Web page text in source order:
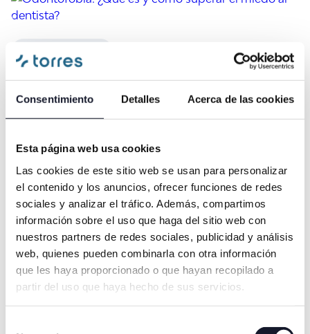
Consentimiento Detalles Acerca de las cookies
Esta página web usa cookies
Las cookies de este sitio web se usan para personalizar
el contenido y los anuncios, ofrecer funciones de redes
sociales y analizar el tráfico. Además, compartimos
información sobre el uso que haga del sitio web con
nuestros partners de redes sociales, publicidad y análisis
web, quienes pueden combinarla con otra información
que les haya proporcionado o que hayan recopilado a
partir del uso que haya hecho de sus servicios.
Odontofobia: ¿Qué es y cómo superar el miedo
al dentista?
DIAGNÓSTICOS
¿Qué es el diseño de sonrisa? ¿Cómo se hace y
cuánto cuesta?